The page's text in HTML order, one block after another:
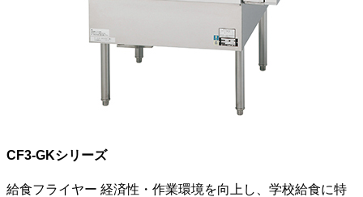
CF3-GKシリーズ
給食フライヤー 経済性・作業環境を向上し、学校給食に特